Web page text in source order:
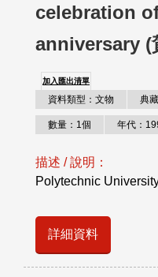
celebration
anniversary (
加入匯出清單
資料類型：文物 典
數量：1個 年代：
描述 / 說明：
Polytechnic
詳細資料